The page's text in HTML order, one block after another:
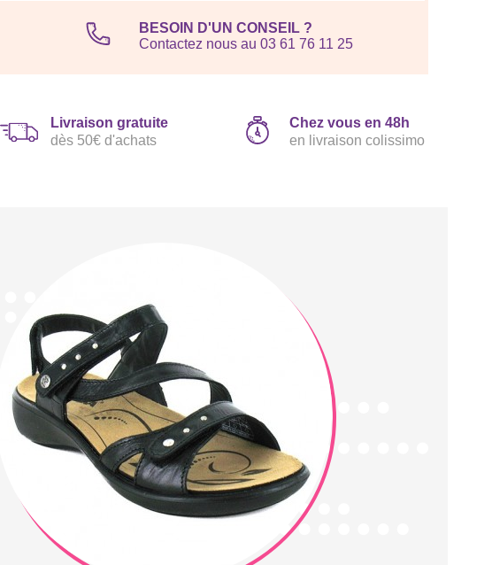
BESOIN D'UN CONSEIL ?
Contactez nous au 03 61 76 11 25
Livraison gratuite
dès 50€ d'achats
Chez vous en 48h
en livraison colissimo